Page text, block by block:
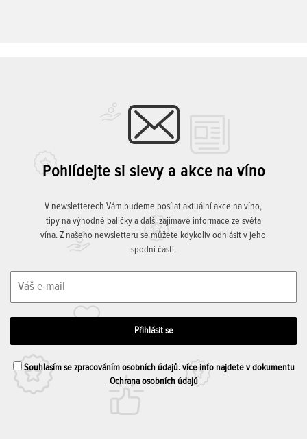
Pohlídejte si slevy a akce na víno
V newsletterech Vám budeme posílat aktuální akce na víno,
tipy na výhodné balíčky a další zajímavé informace ze světa
vína. Z našeho newsletteru se můžete kdykoliv odhlásit v jeho
spodní části.
Souhlasím se zpracováním osobních údajů. více info najdete v dokumentu
Ochrana osobních údajů